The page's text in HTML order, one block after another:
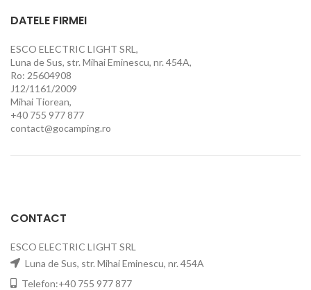
DATELE FIRMEI
ESCO ELECTRIC LIGHT SRL,
Luna de Sus, str. Mihai Eminescu, nr. 454A,
Ro: 25604908
J12/1161/2009
Mihai Tiorean,
+40 755 977 877
contact@gocamping.ro
CONTACT
ESCO ELECTRIC LIGHT SRL
Luna de Sus, str. Mihai Eminescu, nr. 454A
Telefon:+40 755 977 877